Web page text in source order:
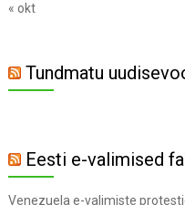
« okt
Tundmatu
Eesti e-valimised
Venezuela e-valimiste